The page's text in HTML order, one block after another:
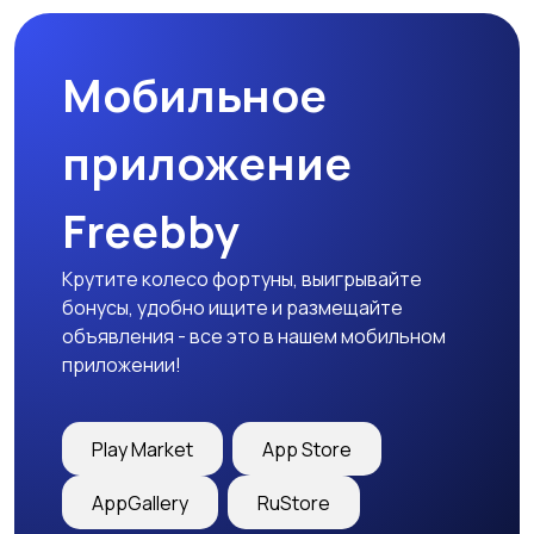
Мобильное
приложение
Freebby
Крутите колесо фортуны, выигрывайте
бонусы, удобно ищите и размещайте
объявления - все это в нашем мобильном
приложении!
Play Market App Store
AppGallery RuStore